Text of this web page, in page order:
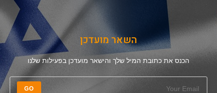
השאר מועדכן
הכנס את כתובת המיל שלך והישאר מועדכן בפעילות שלנו
GO